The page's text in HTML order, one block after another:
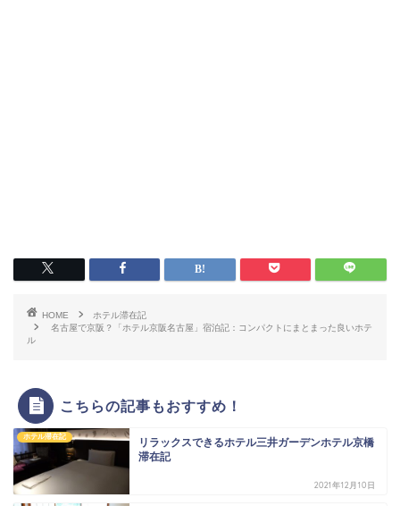
HOME
ホテル滞在記
名古屋で京阪？「ホテル京阪名古屋」宿泊記：コンパクトにまとまった良いホテ
ル
こちらの記事もおすすめ！
ホテル滞在記
リラックスできるホテル三井ガーデンホテル京橋
滞在記
2021年12月10日